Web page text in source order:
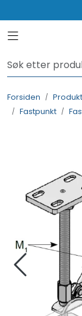
Toggle
Forsiden
Fastpunkt
Rådgivning
Kontakt oss